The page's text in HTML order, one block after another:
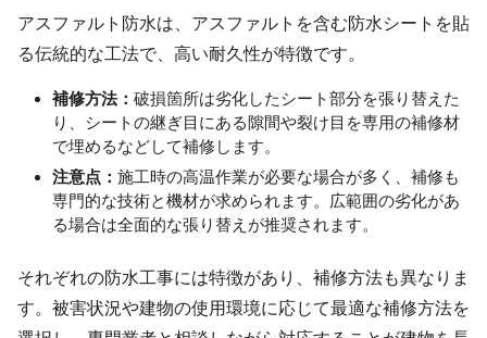
アスファルト防水は、アスファルトを含む防水シートを貼
る伝統的な工法で、高い耐久性が特徴です。
補修方法： 破損箇所は劣化したシート部分を張り替えた
り、シートの継ぎ目にある隙間や裂け目を専用の補修材
で埋めるなどして補修します。
注意点： 施工時の高温作業が必要な場合が多く、補修も
専門的な技術と機材が求められます。広範囲の劣化があ
る場合は全面的な張り替えが推奨されます。
それぞれの防水工事には特徴があり、補修方法も異なりま
す。被害状況や建物の使用環境に応じて最適な補修方法を